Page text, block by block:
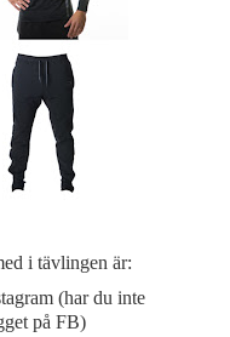
i tävlingen är:
(har du inte
på FB)